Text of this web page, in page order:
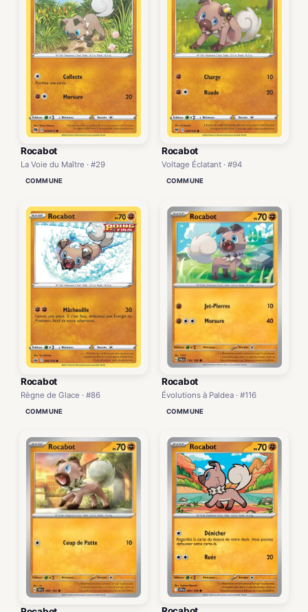
Rocabot
La Voie du Maître · #29
COMMUNE
Rocabot
Voltage Éclatant · #94
COMMUNE
Rocabot
Règne de Glace · #86
COMMUNE
Rocabot
Évolutions à Paldea · #116
COMMUNE